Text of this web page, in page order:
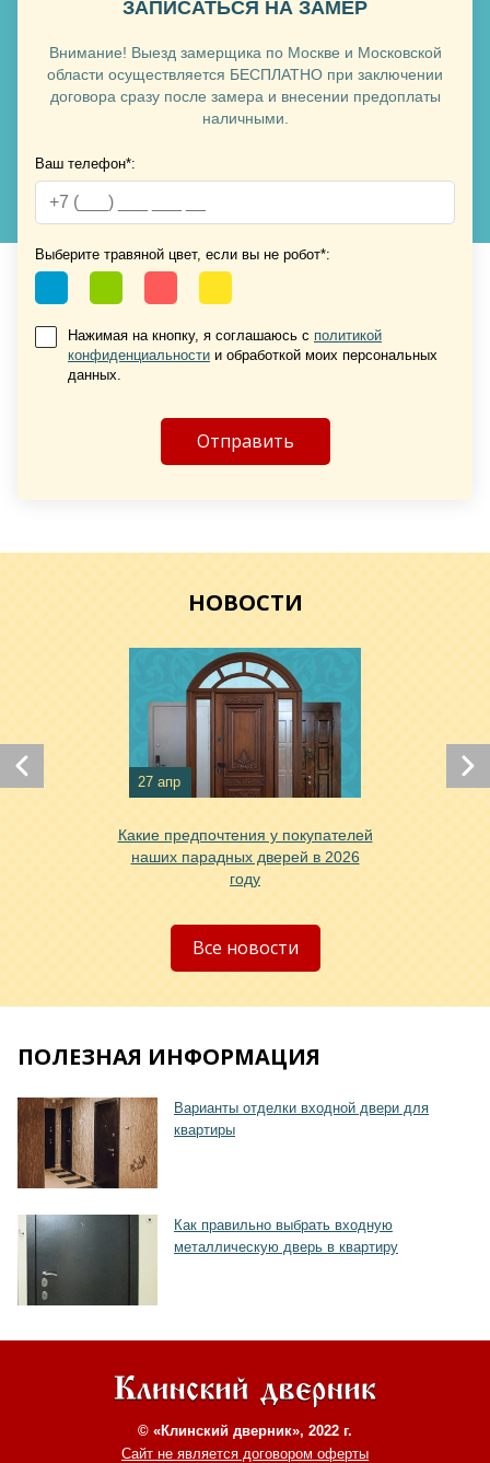
Хочу такую
Хочу такую
Хочу такую
Хочу такую
Хочу такую
ЗАПИСАТЬСЯ НА ЗАМЕР
Внимание! Выезд замерщика по Москве и Московской
области осуществляется БЕСПЛАТНО при заключении
договора сразу после замера и внесении предоплаты
наличными.
Ваш телефон*:
Выберите травяной цвет, если вы не робот*:
Нажимая на кнопку, я соглашаюсь с политикой
конфиденциальности и обработкой моих персональных
данных.
НОВОСТИ
27 апр
Какие предпочтения у покупателей
наших парадных дверей в 2026
году
Все новости
ПОЛЕЗНАЯ ИНФОРМАЦИЯ
Варианты отделки входной двери для
квартиры
Как правильно выбрать входную
металлическую дверь в квартиру
© «Клинский дверник», 2022 г.
Сайт не является договором оферты